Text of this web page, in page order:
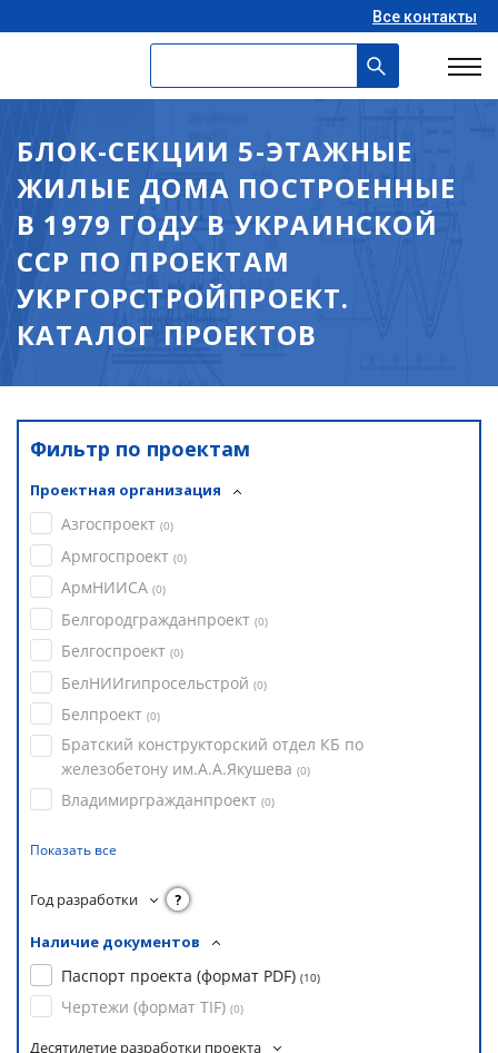
Все контакты
БЛОК-СЕКЦИИ 5-ЭТАЖНЫЕ
ЖИЛЫЕ ДОМА ПОСТРОЕННЫЕ
В 1979 ГОДУ В УКРАИНСКОЙ
ССР ПО ПРОЕКТАМ
УКРГОРСТРОЙПРОЕКТ.
КАТАЛОГ ПРОЕКТОВ
Фильтр по проектам
Проектная организация
Азгоспроект (0)
Армгоспроект (0)
АрмНИИСА (0)
Белгородгражданпроект (0)
Белгоспроект (0)
БелНИИгипросельстрой (0)
Белпроект (0)
Братский конструкторский отдел КБ по
железобетону им.А.А.Якушева (0)
Владимиргражданпроект (0)
Показать все
Год разработки ?
Наличие документов
Паспорт проекта (формат PDF) (10)
Чертежи (формат TIF) (0)
Десятилетие разработки проекта